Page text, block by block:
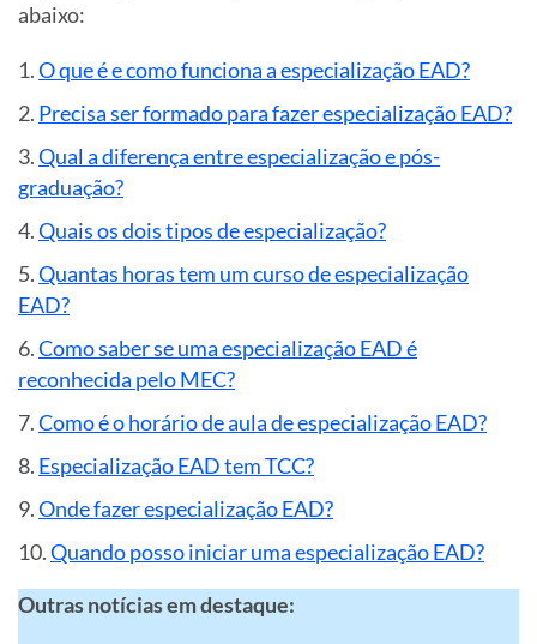
abaixo:
O que é e como funciona a especialização EAD?
Precisa ser formado para fazer especialização EAD?
Qual a diferença entre especialização e pós-
graduação?
Quais os dois tipos de especialização?
Quantas horas tem um curso de especialização
EAD?
Como saber se uma especialização EAD é
reconhecida pelo MEC?
Como é o horário de aula de especialização EAD?
Especialização EAD tem TCC?
Onde fazer especialização EAD?
Quando posso iniciar uma especialização EAD?
Outras notícias em destaque: